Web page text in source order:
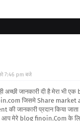
7:46 pm बजे
अच्छी जानकारी दी है मेरा भी एक
जिसमे Share
की जानकारी प्रदान किया जाता
आप मेरे blog finoin.Com के